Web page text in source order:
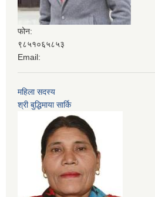
फोन:
९८५१०६५८५३
Email:
महिला सदस्य
श्री बुद्धिमाया सार्कि